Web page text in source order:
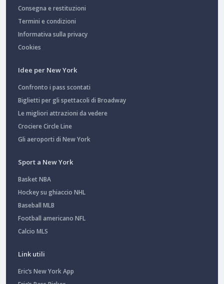
Consegna e restituzioni
Termini e condizioni
Informativa sulla privacy
Cookies
Idee per New York
Confronto i pass scontati
Biglietti per gli spettacoli di Broadway
Le migliori attrazioni da vedere
Crociere Circle Line
Gli aeroporti di New York
Sport a New York
Basket NBA
Hockey su ghiaccio NHL
Baseball MLB
Football americano NFL
Calcio MLS
Link utili
Eric’s New York App